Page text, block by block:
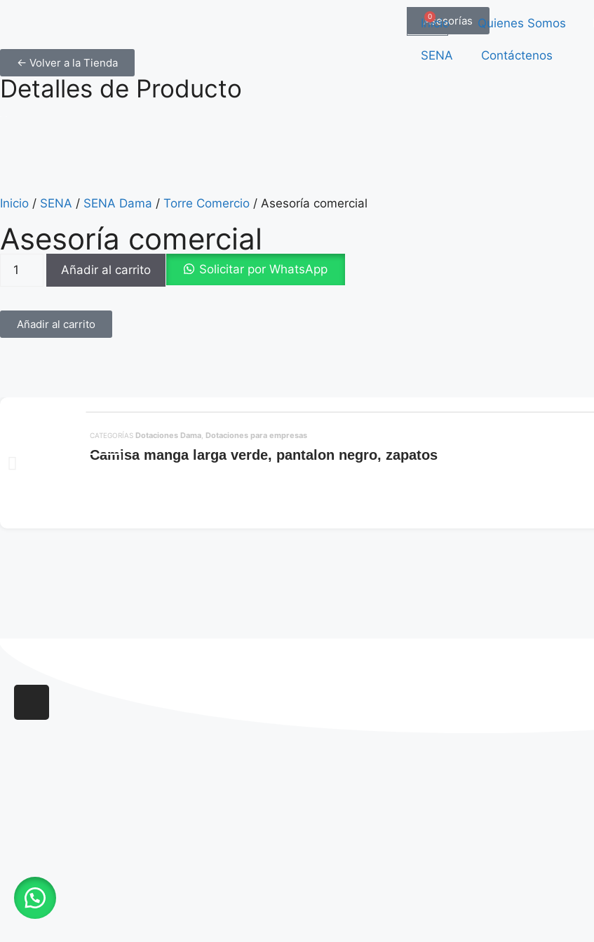
Asesorías
Inicio Quienes Somos
SENA Contáctenos
0
← Volver a la Tienda
Detalles de Producto
Inicio / SENA / SENA Dama / Torre Comercio / Asesoría comercial
Asesoría comercial
Añadir al carrito Solicitar por WhatsApp
Añadir al carrito
CATEGORÍAS Dotaciones Dama Dotaciones para empresas
Camisa manga larga verde, pantalon negro, zapatos